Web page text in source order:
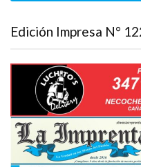
Edición Impresa N°